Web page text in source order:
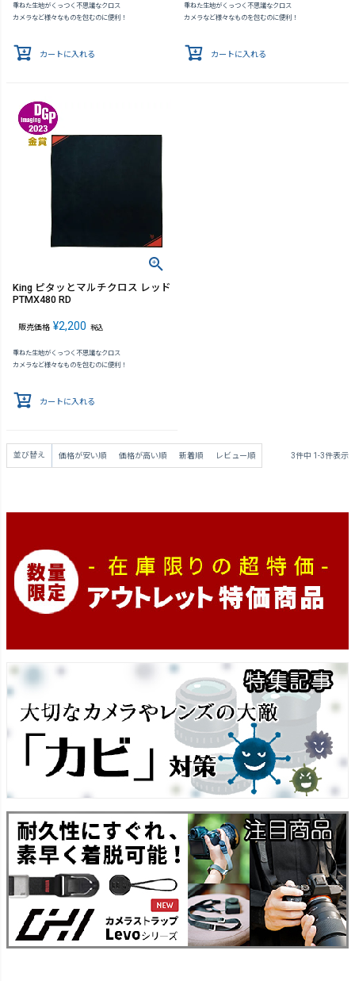
重ねた生地がくっつく不思議なクロス
カメラなど様々なものを包むのに便利！
カートに入れる
重ねた生地がくっつく不思議なクロス
カメラなど様々なものを包むのに便利！
カートに入れる
King ピタッとマルチクロス レッド
PTMX480 RD
販売価格 ¥2,200 税込
重ねた生地がくっつく不思議なクロス
カメラなど様々なものを包むのに便利！
カートに入れる
並び替え 価格が安い順 価格が高い順 新着順 レビュー順 3件中 1 -3件表示